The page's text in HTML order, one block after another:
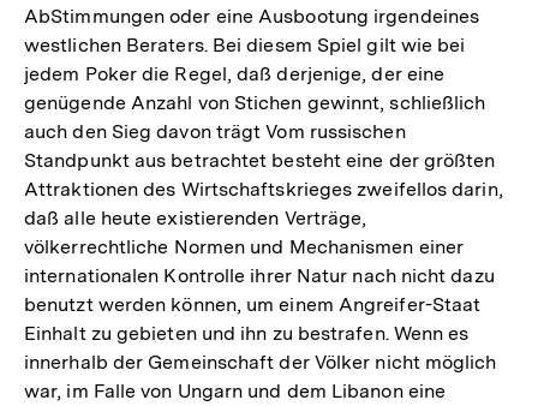
AbStimmungen oder eine Ausbootung irgendeines
westlichen Beraters. Bei diesem Spiel gilt wie bei
jedem Poker die Regel, daß derjenige, der eine
genügende Anzahl von Stichen gewinnt, schließlich
auch den Sieg davon trägt Vom russischen
Standpunkt aus betrachtet besteht eine der größten
Attraktionen des Wirtschaftskrieges zweifellos darin,
daß alle heute existierenden Verträge,
völkerrechtliche Normen und Mechanismen einer
internationalen Kontrolle ihrer Natur nach nicht dazu
benutzt werden können, um einem Angreifer-Staat
Einhalt zu gebieten und ihn zu bestrafen. Wenn es
innerhalb der Gemeinschaft der Völker nicht möglich
war, im Falle von Ungarn und dem Libanon eine